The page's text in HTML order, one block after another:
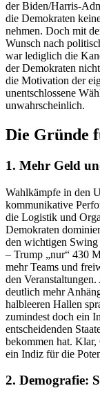
der Biden/Harris-
die Demokraten
nehmen. Doch mit
Wunsch nach
war lediglich die
der Demokraten
die Motivation der
unentschlossene
unwahrscheinlich.
Die Gründe
1. Mehr Geld
Wahlkämpfe in den
kommunikative
die Logistik und
Demokraten
den wichtigen
– Trump „nur“ 430
mehr Teams und
den
deutlich mehr
halbleeren Hallen
zumindest doch ein
entscheidenden
bekommen hat.
ein Indiz für die
2. Demografie: